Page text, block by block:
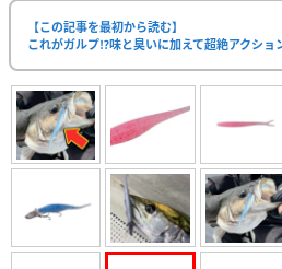
【この記事を最初から読む】
これがガルプ⁉味と臭いに加えて超絶アクシ